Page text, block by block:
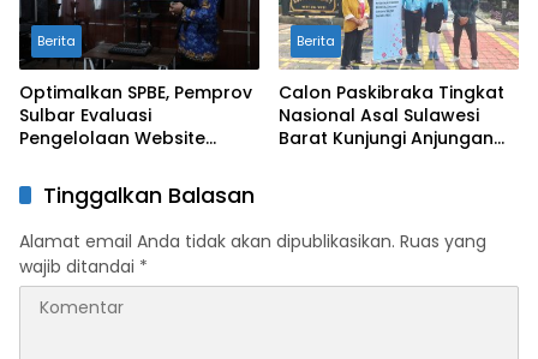
Berita
Optimalkan SPBE, Pemprov
Sulbar Evaluasi
Pengelolaan Website
Berita
Calon Paskibraka Tingkat
Nasional Asal Sulawesi
Barat Kunjungi Anjungan
Tinggalkan Balasan
Alamat email Anda tidak akan dipublikasikan. Ruas yang
wajib ditandai *